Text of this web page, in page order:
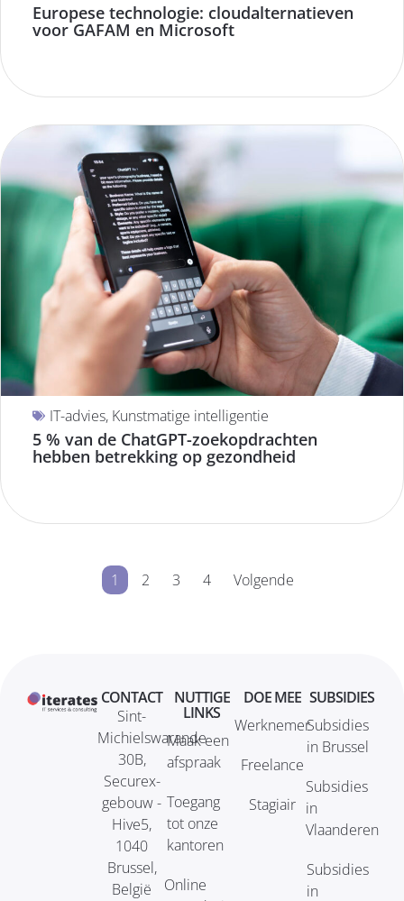
Europese technologie: cloudalternatieven
voor GAFAM en Microsoft
IT-advies, Kunstmatige intelligentie
5 % van de ChatGPT-zoekopdrachten
hebben betrekking op gezondheid
1 2 3 4 Volgende
CONTACT
Sint-
Michielswarande
30B,
Securex-
gebouw -
Hive5,
1040
Brussel,
België
NUTTIGE
LINKS
Maak een
afspraak
Toegang
tot onze
kantoren
Online
DOE MEE
Werknemer
Freelance
Stagiair
SUBSIDIES
Subsidies
in Brussel
Subsidies
in
Vlaanderen
Subsidies
in